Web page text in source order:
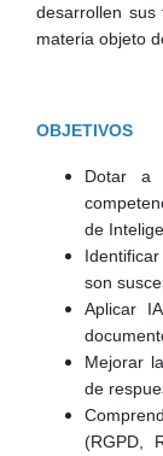
desarrollen sus
materia objeto
OBJETIVOS
Dotar a
de
son
Aplicar
Mejorar
de
(RGPD,